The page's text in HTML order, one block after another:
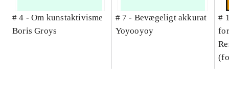
# 4 -Om kunstaktivisme
Boris Groys
# 7 - Bevægeligt akkurat
Yoyooyoy
#